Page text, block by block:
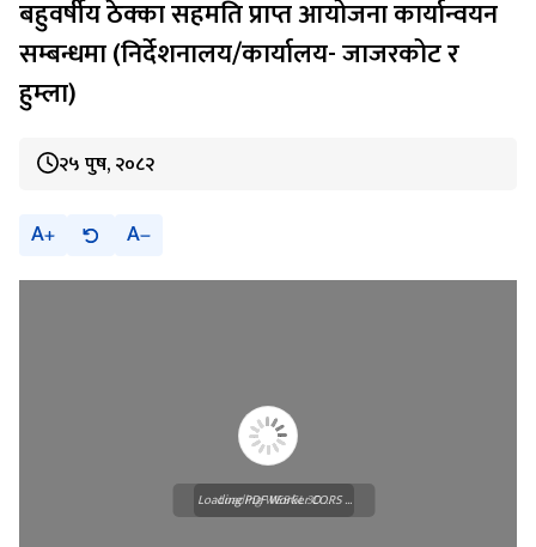
बहुवर्षीय ठेक्का सहमति प्राप्त आयोजना कार्यान्वयन
सम्बन्धमा (निर्देशनालय/कार्यालय- जाजरकोट र
हुम्ला)
२५ पुष, २०८२
A A
Loading WEBGL 3D ...
Loading PDF Worker CORS ...